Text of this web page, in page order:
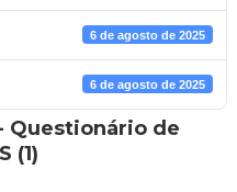
6 de agosto de 2025
6 de agosto de 2025
Questionário de
(1)